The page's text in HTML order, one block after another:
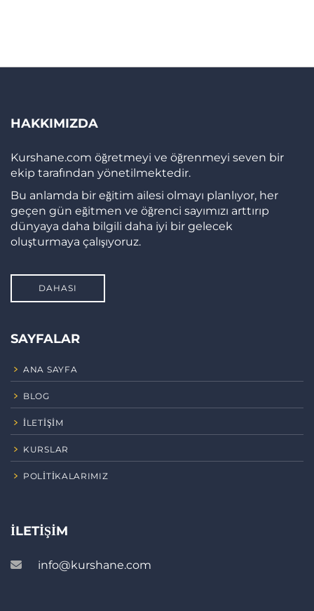
HAKKIMIZDA
Kurshane.com öğretmeyi ve öğrenmeyi seven bir
ekip tarafından yönetilmektedir.
Bu anlamda bir eğitim ailesi olmayı planlıyor, her
geçen gün eğitmen ve öğrenci sayımızı arttırıp
dünyaya daha bilgili daha iyi bir gelecek
oluşturmaya çalışıyoruz.
DAHASI
SAYFALAR
ANA SAYFA
BLOG
İLETIŞIM
KURSLAR
POLITIKALARIMIZ
İLETIŞIM
info@kurshane.com